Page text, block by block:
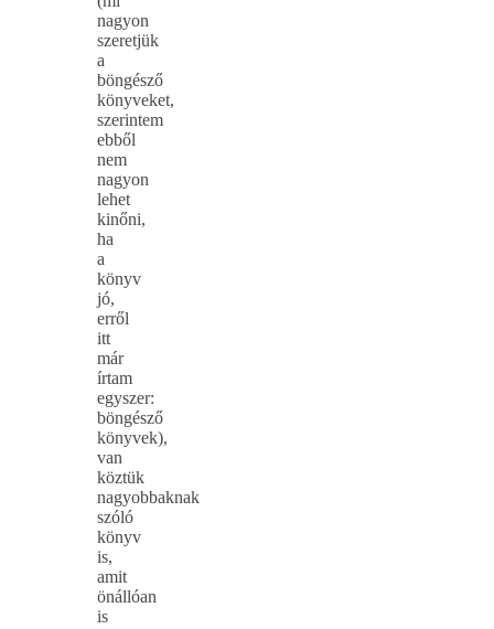
nagyon
szeretjük
a
böngésző
könyveket,
szerintem
ebből
nem
nagyon
lehet
kinőni,
ha
a
könyv
jó,
erről
itt
már
írtam
egyszer:
böngésző
könyvek),
van
köztük
nagyobbaknak
szóló
könyv
is,
amit
önállóan
is